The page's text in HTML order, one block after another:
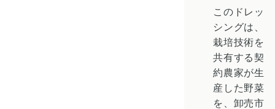
このドレッ
シングは、
栽培技術を
共有する契
約農家が生
産した野菜
を、卸売市